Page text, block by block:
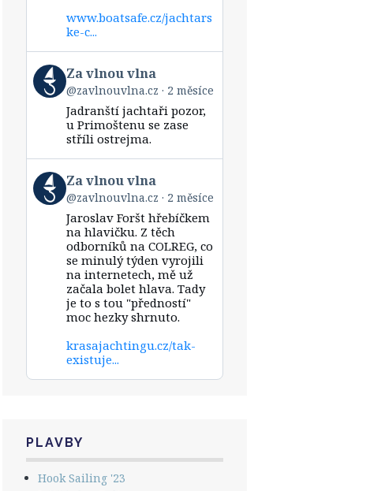
www.boatsafe.cz/jachtars
ke-c...
View
post
by
Bluesky
Za vlnou vlna
@zavlnouvlna.cz 2 měsíce
Jadranští jachtaři pozor,
u Primoštenu se zase
stříli ostrejma.
View
post
by
Bluesky
Za vlnou vlna
@zavlnouvlna.cz 2 měsíce
Jaroslav Foršt hřebíčkem
na hlavičku. Z těch
odborníků na COLREG, co
se minulý týden vyrojili
na internetech, mě už
začala bolet hlava. Tady
je to s tou "předností"
moc hezky shrnuto.
krasajachtingu.cz/tak-
existuje...
PLAVBY
Hook Sailing '23